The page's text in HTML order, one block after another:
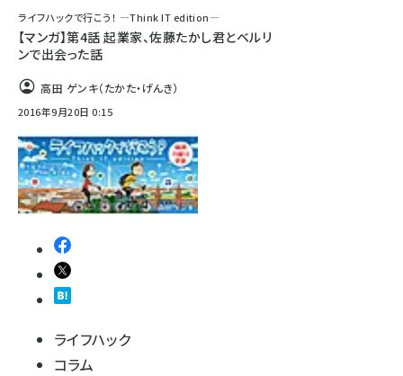
ライフハックで行こう！ ―Think IT edition―
【マンガ】第4話 起業家、佐藤たかし君とベルリ
ンで出会った話
高田 ゲンキ（たかた・げんき）
2016年9月20日 0:15
ライフハック
コラム